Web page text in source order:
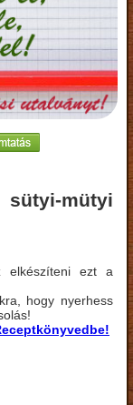
mütyi
elkészíteni ezt a
hogy nyerhess